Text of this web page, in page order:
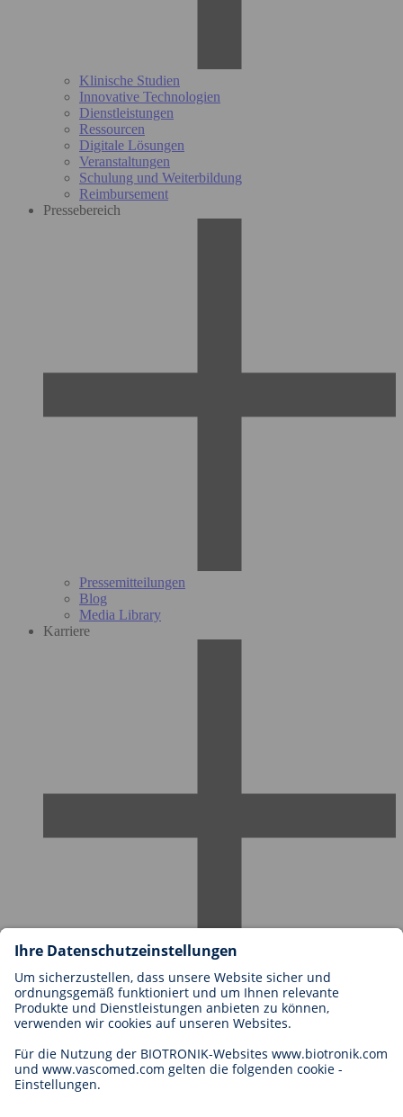
Klinische Studien
Innovative Technologien
Dienstleistungen
Ressourcen
Digitale Lösungen
Veranstaltungen
Schulung und Weiterbildung
Reimbursement
Pressebereich
Pressemitteilungen
Blog
Media Library
Karriere
Karriere bei BIOTRONIK
Einstieg
Bewerbung
Karrierechancen